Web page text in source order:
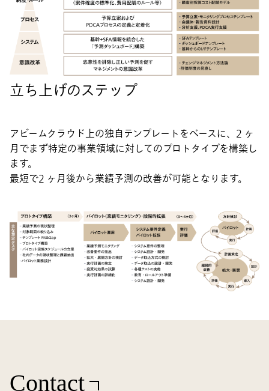
立ち上げのステップ
アビームクラウド上の独自テンプレートをベースに、2 ヶ
月でまず特定の事業領域に対してのプロトタイプを構築し
ます。
最短で2 ヶ月後から業績予測の改善が可能となります。
Contact